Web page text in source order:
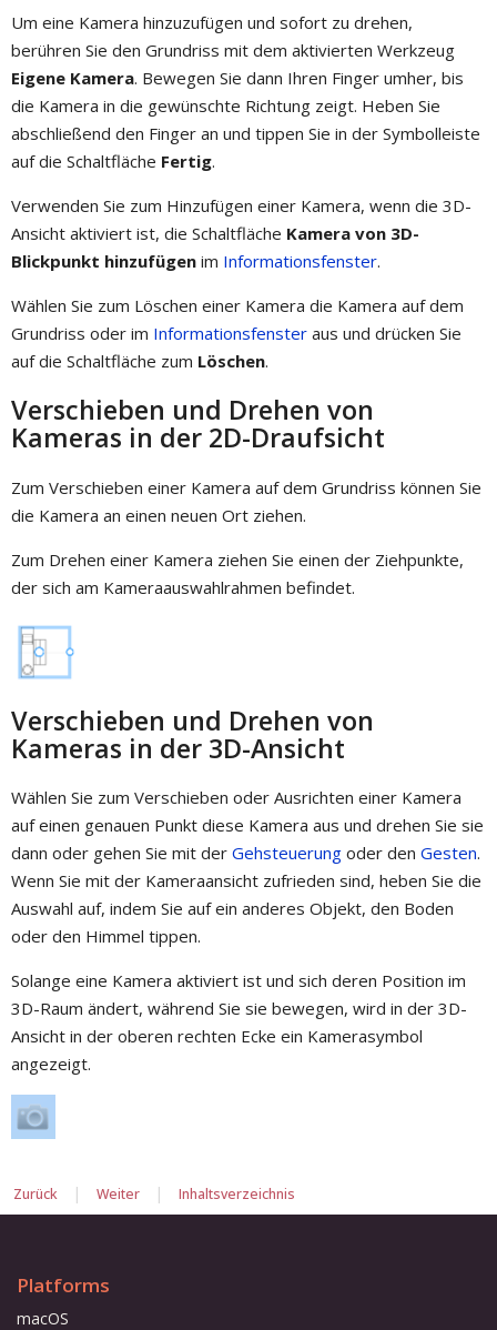
Um eine Kamera hinzuzufügen und sofort zu drehen,
berühren Sie den Grundriss mit dem aktivierten Werkzeug
Eigene Kamera. Bewegen Sie dann Ihren Finger umher, bis
die Kamera in die gewünschte Richtung zeigt. Heben Sie
abschließend den Finger an und tippen Sie in der Symbolleiste
auf die Schaltfläche Fertig.
Verwenden Sie zum Hinzufügen einer Kamera, wenn die 3D-
Ansicht aktiviert ist, die Schaltfläche Kamera von 3D-
Blickpunkt hinzufügen im Informationsfenster.
Wählen Sie zum Löschen einer Kamera die Kamera auf dem
Grundriss oder im Informationsfenster aus und drücken Sie
auf die Schaltfläche zum Löschen.
Verschieben und Drehen von
Kameras in der 2D-Draufsicht
Zum Verschieben einer Kamera auf dem Grundriss können Sie
die Kamera an einen neuen Ort ziehen.
Zum Drehen einer Kamera ziehen Sie einen der Ziehpunkte,
der sich am Kameraauswahlrahmen befindet.
Verschieben und Drehen von
Kameras in der 3D-Ansicht
Wählen Sie zum Verschieben oder Ausrichten einer Kamera
auf einen genauen Punkt diese Kamera aus und drehen Sie sie
dann oder gehen Sie mit der Gehsteuerung oder den Gesten.
Wenn Sie mit der Kameraansicht zufrieden sind, heben Sie die
Auswahl auf, indem Sie auf ein anderes Objekt, den Boden
oder den Himmel tippen.
Solange eine Kamera aktiviert ist und sich deren Position im
3D-Raum ändert, während Sie sie bewegen, wird in der 3D-
Ansicht in der oberen rechten Ecke ein Kamerasymbol
angezeigt.
Zurück | Weiter | Inhaltsverzeichnis
Platforms
macOS